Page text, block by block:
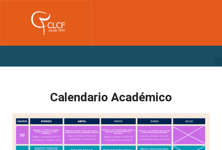
Calendario Académico